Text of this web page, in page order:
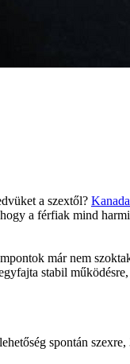
a szextől?
a férfiak mind
már nem
stabil
spontán